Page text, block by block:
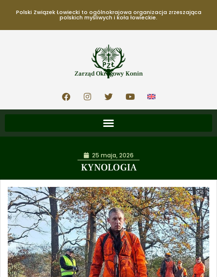
Polski Związek Łowiecki to ogólnokrajowa organizacja zrzeszająca
polskich myśliwych i koła łowieckie.
Zarząd Okręgowy Konin
KYNOLOGIA
25 maja, 2026